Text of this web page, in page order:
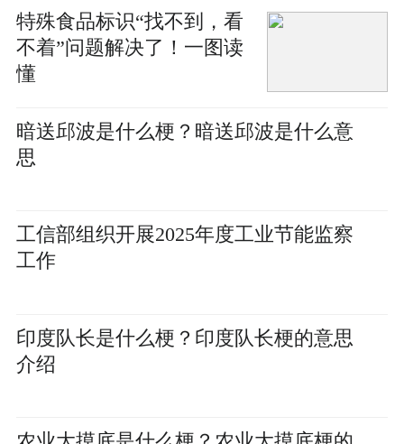
特殊食品标识“找不到，看
不着”问题解决了！一图读
懂
暗送邱波是什么梗？暗送邱波是什么意
思
工信部组织开展2025年度工业节能监察
工作
印度队长是什么梗？印度队长梗的意思
介绍